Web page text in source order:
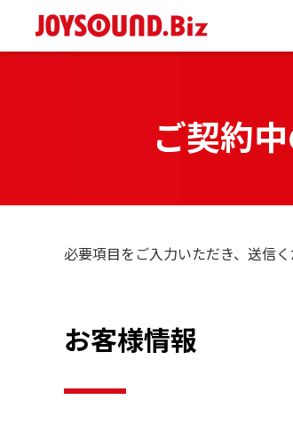
ご契約
必要項目をご入力いただき、送信く
お客様情報